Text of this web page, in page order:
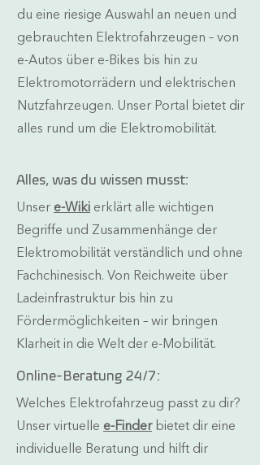
du eine riesige Auswahl an neuen und
gebrauchten Elektrofahrzeugen – von
e-Autos über e-Bikes bis hin zu
Elektromotorrädern und elektrischen
Nutzfahrzeugen. Unser Portal bietet dir
alles rund um die Elektromobilität.
Alles, was du wissen musst:
Unser e-Wiki erklärt alle wichtigen
Begriffe und Zusammenhänge der
Elektromobilität verständlich und ohne
Fachchinesisch. Von Reichweite über
Ladeinfrastruktur bis hin zu
Fördermöglichkeiten – wir bringen
Klarheit in die Welt der e-Mobilität.
Online-Beratung 24/7:
Welches Elektrofahrzeug passt zu dir?
Unser virtuelle e-Finderbietet dir eine
individuelle Beratung und hilft dir